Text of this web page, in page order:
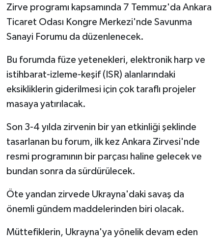
Zirve programı kapsamında 7 Temmuz'da Ankara
Ticaret Odası Kongre Merkezi'nde Savunma
Sanayi Forumu da düzenlenecek.
Bu forumda füze yetenekleri, elektronik harp ve
istihbarat-izleme-keşif (ISR) alanlarındaki
eksikliklerin giderilmesi için çok taraflı projeler
masaya yatırılacak.
Son 3-4 yılda zirvenin bir yan etkinliği şeklinde
tasarlanan bu forum, ilk kez Ankara Zirvesi'nde
resmi programının bir parçası haline gelecek ve
bundan sonra da sürdürülecek.
Öte yandan zirvede Ukrayna'daki savaş da
önemli gündem maddelerinden biri olacak.
Müttefiklerin, Ukrayna'ya yönelik devam eden